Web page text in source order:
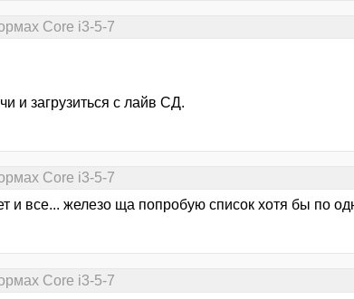
Core i3-5-7
и загрузиться с лайв СД.
Core i3-5-7
и все... железо ща попробую список хотя бы по
Core i3-5-7